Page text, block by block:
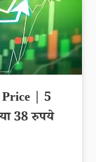
Price | 5
38 रुपये